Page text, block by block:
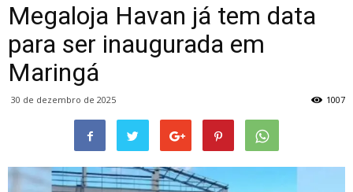
Megaloja Havan já tem data
para ser inaugurada em
Maringá
30 de dezembro de 2025 1007